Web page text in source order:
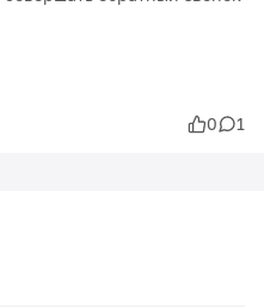
0 1